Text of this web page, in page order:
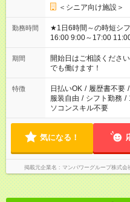
＜シニア向け施設＞
勤務時間
★1日6時間～の時短シフトOK ★スタート時間選べ
16:00 9:00～17:00 11:00～
場合、他のお仕事と合
ん ※法令に基づき、週
となります ※労働者派
短時間・短期間の就業
期間
開始日はご相談くだ
でも働けます！
特徴 日払いOK / 履歴書不要 /
服装自由 / シフト勤務 /
ソコンスキル不要
気になる！
掲載元企業名 マンパワーグループ株式